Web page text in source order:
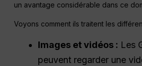
un avantage considérable dans ce
Voyons comment ils traitent les
Images et vidéos : Les
peuvent regarder une